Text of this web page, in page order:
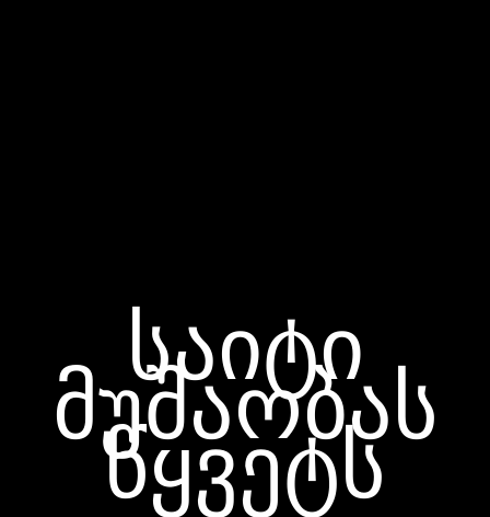
საიტი
მუშაობას
წყვეტს